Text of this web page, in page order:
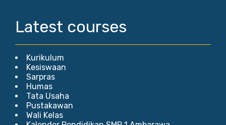
Latest courses
Kurikulum
Kesiswaan
Sarpras
Humas
Tata Usaha
Pustakawan
Wali Kelas